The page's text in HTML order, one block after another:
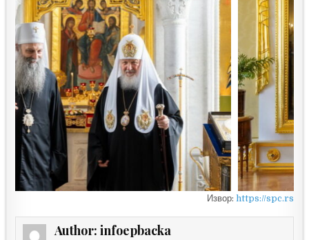
Извор: https://spc.rs
Author:infoepbacka